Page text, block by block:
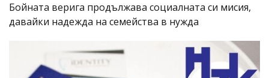
Бойната верига продължава социалната си мисия,
давайки надежда на семейства в нужда